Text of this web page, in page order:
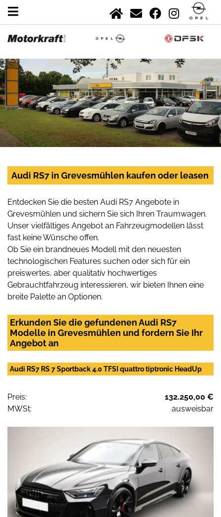
Audi RS7 in Grevesmühlen kaufen oder leasen
Entdecken Sie die besten Audi RS7 Angebote in
Grevesmühlen und sichern Sie sich Ihren Traumwagen.
Unser vielfältiges Angebot an Fahrzeugmodellen lässt
fast keine Wünsche offen.
Ob Sie ein brandneues Modell mit den neuesten
technologischen Features suchen oder sich für ein
preiswertes, aber qualitativ hochwertiges
Gebrauchtfahrzeug interessieren, wir bieten Ihnen eine
breite Palette an Optionen.
Erkunden Sie die gefundenen Audi RS7
Modelle in Grevesmühlen und fordern Sie Ihr
Angebot an
Audi RS7 RS 7 Sportback 4.0 TFSI quattro tiptronic HeadUp
Preis:
132.250,00 €
MWSt:
ausweisbar